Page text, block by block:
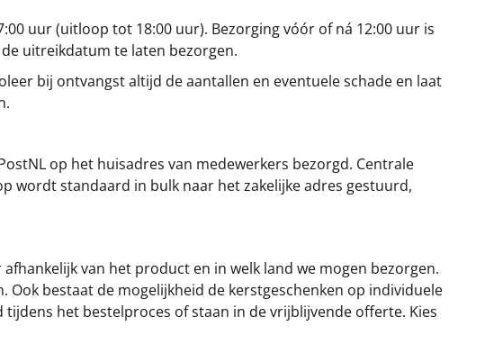
uur (uitloop tot 18:00 uur). Bezorging vóór of ná 12:00 uur is
uitreikdatum te laten bezorgen.
bij ontvangst altijd de aantallen en eventuele schade en laat
op het huisadres van medewerkers bezorgd. Centrale
wordt standaard in bulk naar het zakelijke adres gestuurd,
van het product en in welk land we mogen bezorgen.
bestaat de mogelijkheid de kerstgeschenken op individuele
het bestelproces of staan in de vrijblijvende offerte. Kies